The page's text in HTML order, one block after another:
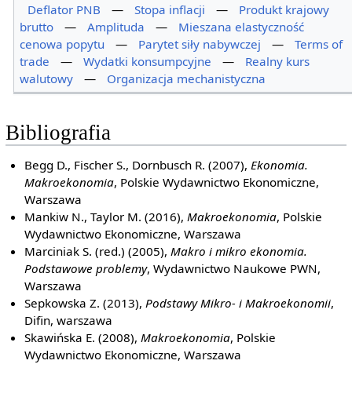
Deflator PNB
— Stopa inflacji —
Produkt krajowy
brutto
— Amplituda —
Mieszana elastyczność
cenowa popytu
— Parytet siły nabywczej —
Terms of
trade
— Wydatki konsumpcyjne —
Realny kurs
walutowy
— Organizacja mechanistyczna
Bibliografia
Begg D., Fischer S., Dornbusch R. (2007),Ekonomia.
Makroekonomia, Polskie Wydawnictwo Ekonomiczne,
Warszawa
Mankiw N., Taylor M. (2016),Makroekonomia, Polskie
Wydawnictwo Ekonomiczne, Warszawa
Marciniak S. (red.) (2005),Makro i mikro ekonomia.
Podstawowe problemy, Wydawnictwo Naukowe PWN,
Warszawa
Sepkowska Z. (2013),Podstawy Mikro- i Makroekonomii,
Difin, warszawa
Skawińska E. (2008),Makroekonomia, Polskie
Wydawnictwo Ekonomiczne, Warszawa